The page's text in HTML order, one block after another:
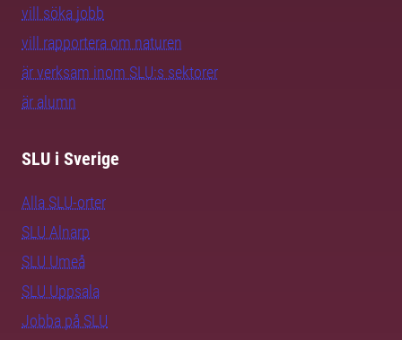
vill söka jobb
vill rapportera om naturen
är verksam inom SLU:s sektorer
är alumn
SLU i Sverige
Alla SLU-orter
SLU Alnarp
SLU Umeå
SLU Uppsala
Jobba på SLU